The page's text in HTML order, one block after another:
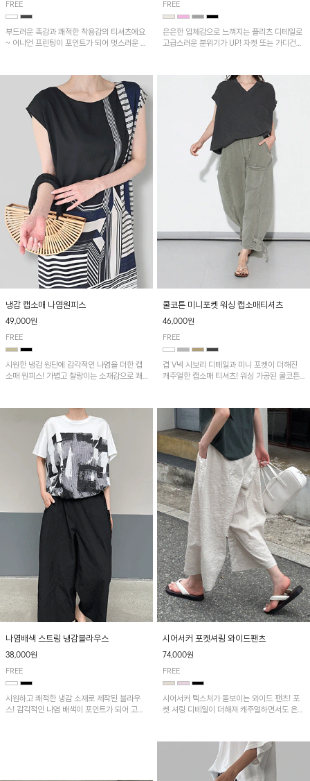
FREE
부드러운 촉감과 쾌적한 착용감의 티셔츠에요
~ 어니언 프린팅이 포인트가 되어 멋스러운 아
FREE
은은한 입체감으로 느껴지는 플리츠 디테일로
고급스러운 분위기가 UP! 자켓 또는 가디건과
냉감 캡소매 나염원피스
49,000원
FREE
시원한 냉감 원단에 감각적인 나염을 더한 캡
소매 원피스! 가볍고 찰랑이는 소재감으로 쾌
쿨코튼 미니포켓 워싱 캡소매티셔츠
46,000원
FREE
겹 V넥 시보리 디테일과 미니 포켓이 더해진
캐주얼한 캡소매 티셔츠! 워싱 가공된 쿨코튼
나염배색 스트링 냉감블라우스
38,000원
FREE
시원하고 쾌적한 냉감 소재로 제작된 블라우
스! 감각적인 나염 배색이 포인트가 되어 고급
시어서커 포켓셔링 와이드팬츠
74,000원
FREE
시어서커 텍스처가 돋보이는 와이드 팬츠! 포
켓 셔링 디테일이 더해져 캐주얼하면서도 은은
다. 가볍고 쾌적한 착용감으로 여름철 데일리
아이템으로 활용하기 좋아요~